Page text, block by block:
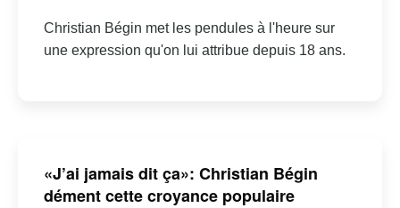
Christian Bégin met les pendules à l'heure sur
une expression qu'on lui attribue depuis 18 ans.
«J’ai jamais dit ça»: Christian Bégin
dément cette croyance populaire